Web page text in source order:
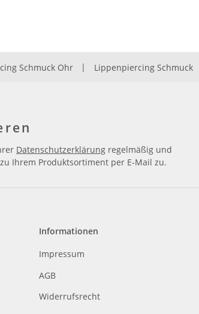
Schmuck Ohr | Lippenpiercing Schmuck
Datenschutzerklärung regelmäßig und
Ihrem Produktsortiment per E-Mail zu.
Informationen
Impressum
AGB
Widerrufsrecht